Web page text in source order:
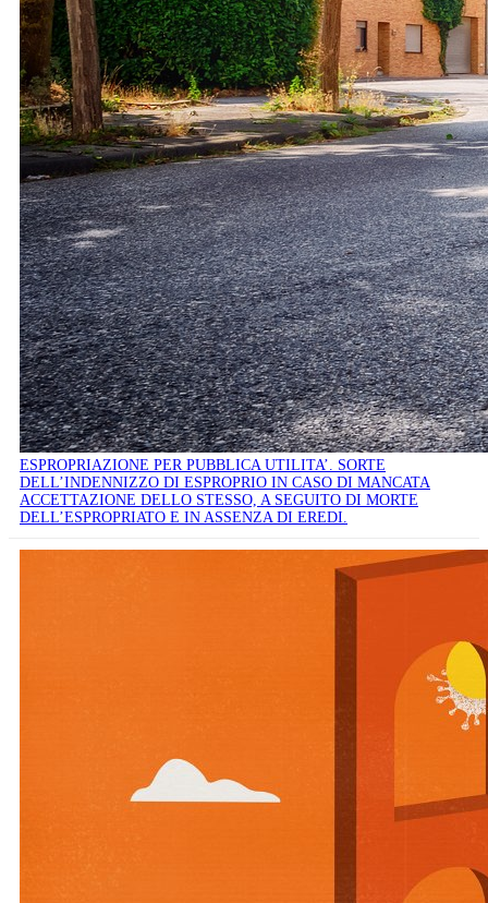
ESPROPRIAZIONE PER PUBBLICA UTILITA’. SORTE
DELL’INDENNIZZO DI ESPROPRIO IN CASO DI MANCATA
ACCETTAZIONE DELLO STESSO, A SEGUITO DI MORTE
DELL’ESPROPRIATO E IN ASSENZA DI EREDI.